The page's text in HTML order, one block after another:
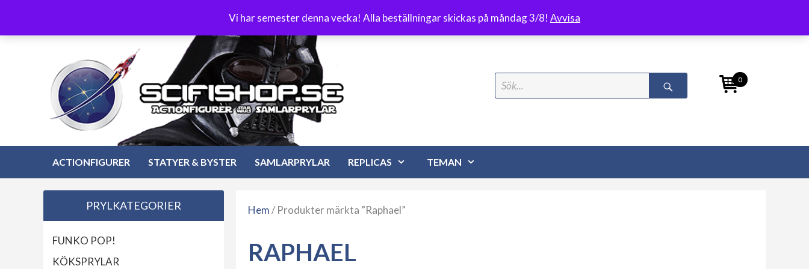
Vi har semester denna vecka! Alla beställningar skickas på måndag 3/8! Avvisa
innehåll
Öppet köp 30 dagar Frakt 89 kr
Search
for:
0
ACTIONFIGURER STATYER & BYSTER SAMLARPRYLAR REPLICAS TEMAN
Hem/ Produkter märkta ”Raphael”
RAPHAEL
PRYLKATEGORIER
FUNKO POP!
KÖKSPRYLAR